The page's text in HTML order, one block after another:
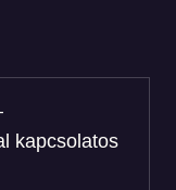
kapcsolatos